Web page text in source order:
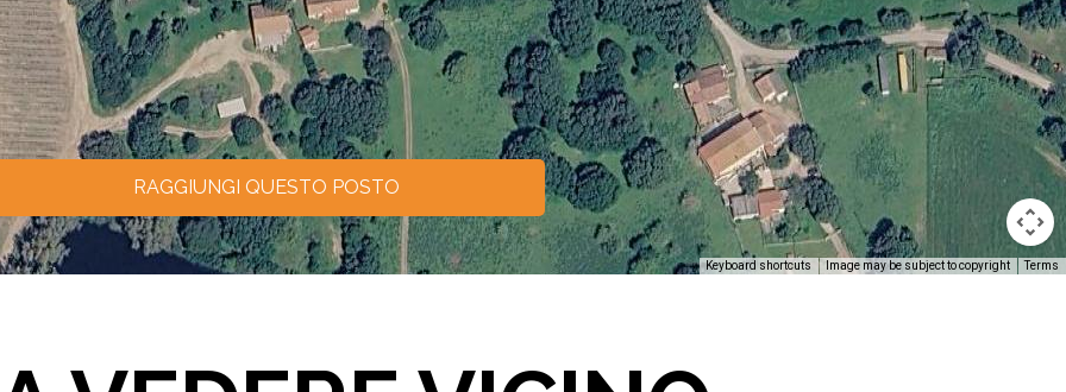
Keyboard shortcuts Image may be subject to copyright Terms
RAGGIUNGI QUESTO POSTO